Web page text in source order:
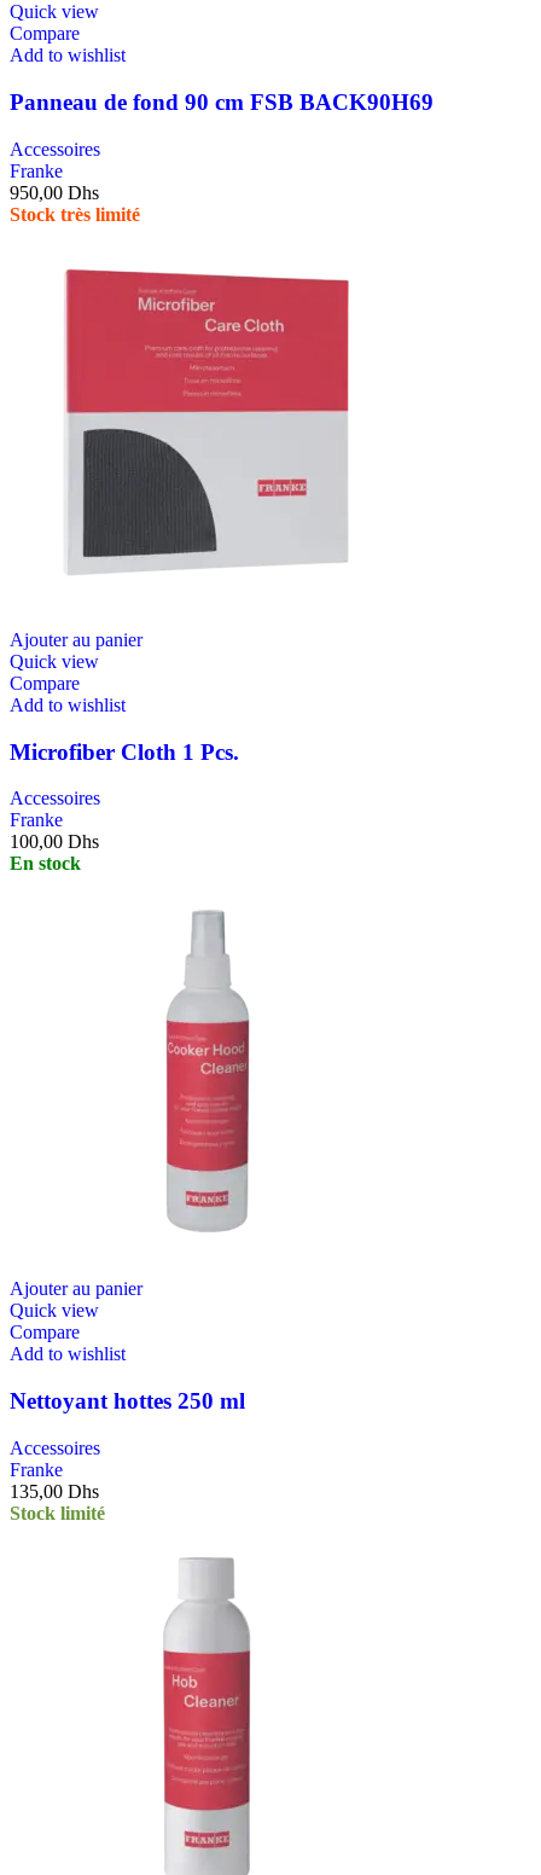
Quick view
Compare
Add to wishlist
Panneau de fond 90 cm FSB BACK90H69
Accessoires
Franke
950,00 Dhs
Stock très limité
Ajouter au panier
Quick view
Compare
Add to wishlist
Microfiber Cloth 1 Pcs.
Accessoires
Franke
100,00 Dhs
En stock
Ajouter au panier
Quick view
Compare
Add to wishlist
Nettoyant hottes 250 ml
Accessoires
Franke
135,00 Dhs
Stock limité